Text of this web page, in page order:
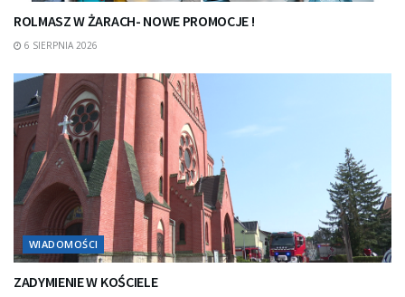
ROLMASZ W ŻARACH- NOWE PROMOCJE !
6 SIERPNIA 2026
WIADOMOŚCI
ZADYMIENIE W KOŚCIELE